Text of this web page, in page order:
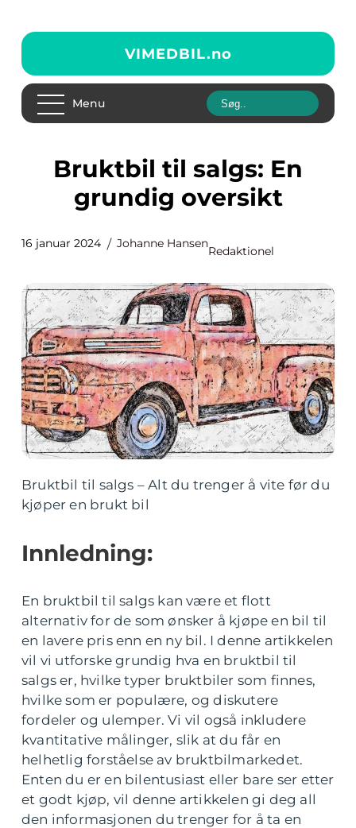
VIMEDBIL.no
Menu
Bruktbil til salgs: En
grundig oversikt
16 januar 2024 Johanne Hansen
Redaktionel
Bruktbil til salgs – Alt du trenger å vite før du
kjøper en brukt bil
Innledning:
En bruktbil til salgs kan være et flott
alternativ for de som ønsker å kjøpe en bil til
en lavere pris enn en ny bil. I denne artikkelen
vil vi utforske grundig hva en bruktbil til
salgs er, hvilke typer bruktbiler som finnes,
hvilke som er populære, og diskutere
fordeler og ulemper. Vi vil også inkludere
kvantitative målinger, slik at du får en
helhetlig forståelse av bruktbilmarkedet.
Enten du er en bilentusiast eller bare ser etter
et godt kjøp, vil denne artikkelen gi deg all
den informasjonen du trenger for å ta en